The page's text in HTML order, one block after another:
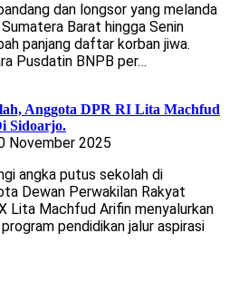
dan longsor yang melanda
Barat hingga Senin
panjang daftar korban jiwa.
Pusdatin BNPB per…
Anggota DPR RI Lita Machfud
Sidoarjo.
November 2025
angka putus sekolah di
Dewan Perwakilan Rakyat
Lita Machfud Arifin menyalurkan
pendidikan jalur aspirasi